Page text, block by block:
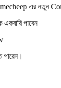
এর নতুন
পাবেন